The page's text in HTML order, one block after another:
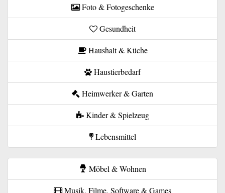
Foto & Fotogeschenke
Gesundheit
Haushalt & Küche
Haustierbedarf
Heimwerker & Garten
Kinder & Spielzeug
Lebensmittel
Möbel & Wohnen
Musik, Filme, Software & Games